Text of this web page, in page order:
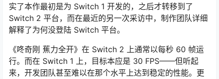
实了本作最初是为 Switch 1 开发的，之后才转移到了
Switch 2 平台，而在最近的另一次采访中，制作团队详细
解释了为何没登陆 Switch 平台。
《咚奇刚 蕉力全开》在 Switch 2 上通常以每秒 60 帧运
行。而在 Switch 1 上，目标本应是 30 FPS——但听起
来，开发团队甚至难以在那个水平上达到稳定的性能。更